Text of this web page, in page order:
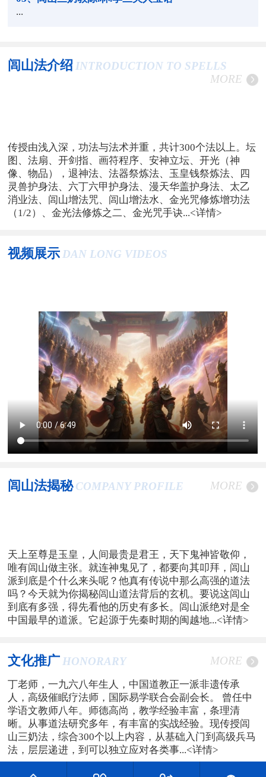
...
闾山法介绍 INTRODUCTION TO SPELLS
MORE
传授由浅入深，功法与法术并重，共计300个法以上。坛
图、法扇、开剑指、画符程序、安神立坛、开光（神
像、物品），退神法、法器祭炼法、玉皇钱祭炼法、四
灵兽护身法、六丁六甲护身法、漫天华盖护身法、太乙
消业法、闾山增法咒、闾山增法水、金光咒修炼增功法
（1/2）、金光法修炼之二、金光咒手诀...<详情>
视频展示 DAN LONG VIDEOS
闾山法揭秘 COMPANY PROFILE MORE
天上至尊是玉皇，人间最贵是君王，天下鬼神皆敬仰，
唯有闾山做主张。就连神鬼见了，都要向其叩拜，闾山
派到底是个什么来头呢？他真有传说中那么高强的道法
吗？今天就为你揭秘闾山道法背后的玄机。要说这闾山
到底有多强，得先看他的历史有多长。闾山派绝对是全
中国最早的道派。它起源于先秦时期的闽越地...<详情>
文化推广 HONORARY MORE
丁老师，一九六八年生人，中国道教正一派非遗传承
人，高级催眠疗法师，国际易学联合会副会长。 曾任中
学语文教师八年。师德高尚，教学经验丰富，条理清
晰。从事道法研究多年，有丰富的实战经验。现传授闾
山三奶法，综合300个以上内容，从基础入门到高级兵马
法，层层递进，到可以独立应对各类事...<详情>